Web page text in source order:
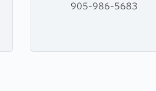
905-986-5683